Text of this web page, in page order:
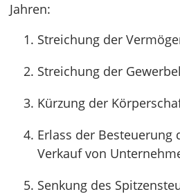
Jahren:
Streichung der
Streichung der
Kürzung der
Erlass der Besteuerung
Verkauf von
Senkung des